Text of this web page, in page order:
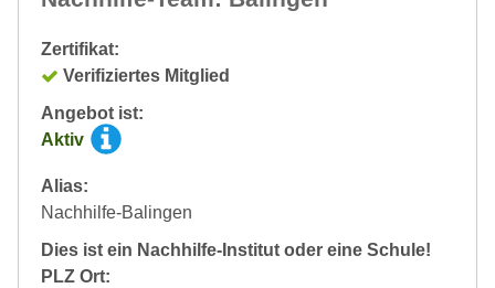
Zertifikat:
Verifiziertes Mitglied
Angebot ist:
Aktiv
Alias:
Nachhilfe-Balingen
Dies ist ein Nachhilfe-Institut oder eine Schule!
PLZ Ort: